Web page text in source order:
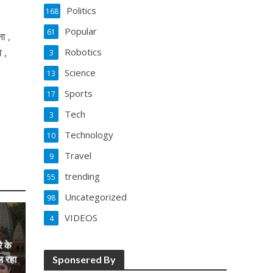
,
,
के
रहा
Politics
168
Popular
61
Robotics
3
Science
13
Sports
17
Tech
3
Technology
10
Travel
9
trending
55
Uncategorized
98
VIDEOS
4
Sponsered By